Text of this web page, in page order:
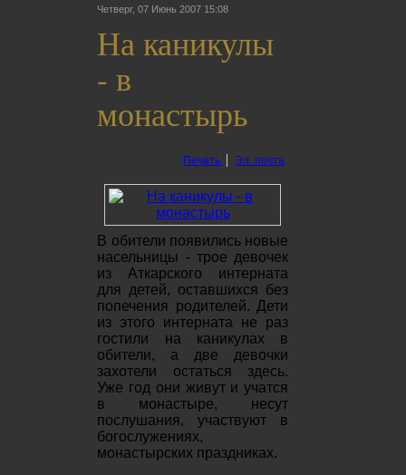
Четверг, 07 Июнь 2007 15:08
На каникулы
- в
монастырь
Печать Эл. почта
В обители появились новые
насельницы - трое девочек
из Аткарского интерната
для детей, оставшихся без
попечения родителей. Дети
из этого интерната не раз
гостили на каникулах в
обители, а две девочки
захотели остаться здесь.
Уже год они живут и учатся
в монастыре, несут
послушания, участвуют в
богослужениях,
монастырских праздниках.